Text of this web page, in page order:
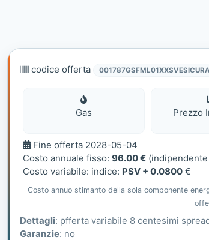
codice offerta
Gas
Gas
Prezzo
Fine
offerta
Fine offerta 2028-05-04
Costo annuale fisso: 96.00 €
Costo variabile: indice: PSV + 0.0800 €
Costo annuo stimanto della sola componente
Dettagli: pfferta variabile 8 centesimi
Garanzie: no